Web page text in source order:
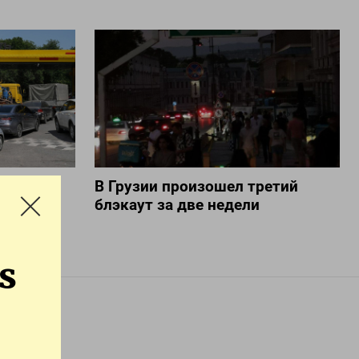
10
В Грузии произошел третий
блэкаут за две недели